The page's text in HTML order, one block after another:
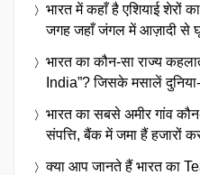
भारत में कहाँ है एशियाई शेरों
जगह जहाँ जंगल में आज़ादी से
भारत का कौन-सा राज्य
India”? जिसके मसालें
भारत का सबसे अमीर गांव
संपत्ति, बैंक में जमा हैं हजारों
क्या आप जानते हैं भारत का